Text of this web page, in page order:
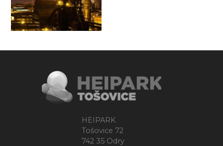
HEIPARK
Tošovice 72
742 35 Odry